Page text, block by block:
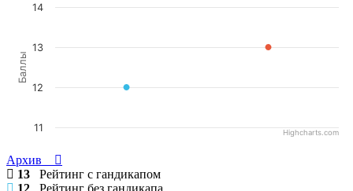
Баллы
11
12
13
14
Highcharts.com
Архив
13 Рейтинг с гандикапом
12 Рейтинг без гандикапа